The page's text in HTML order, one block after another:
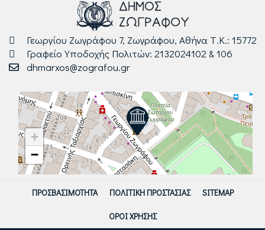
Γεωργίου Ζωγράφου 7, Ζωγράφου, Αθήνα Τ.Κ.: 15772
Γραφείο Υποδοχής Πολιτών: 2132024102 & 106
dhmarxos@zografou.gr
+
−
ΠΡΟΣΒΑΣΙΜΌΤΗΤΑ ΠΟΛΙΤΙΚΉ ΠΡΟΣΤΑΣΊΑΣ SITEMAP
ΌΡΟΙ ΧΡΉΣΗΣ